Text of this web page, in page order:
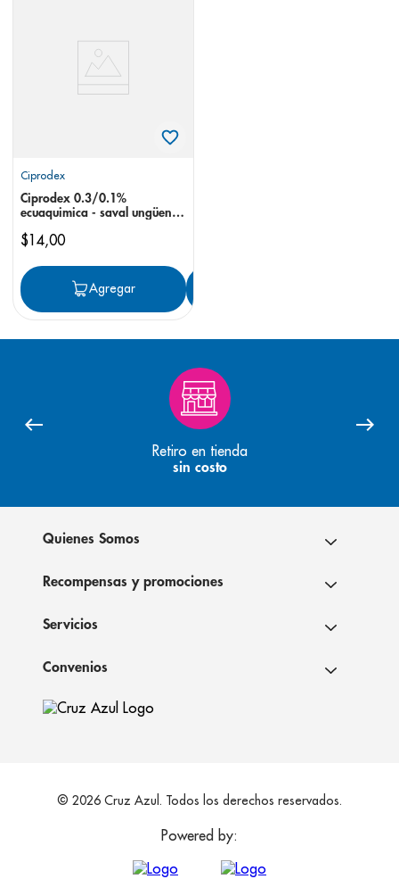
Ciprodex
Ciprodex 0.3/0.1%
ecuaquimica - saval ungüento
$14,00
Agregar
Retiro en tienda
sin costo
Quienes Somos
Recompensas y promociones
Servicios
Convenios
© 2026 Cruz Azul. Todos los derechos reservados.
Powered by: